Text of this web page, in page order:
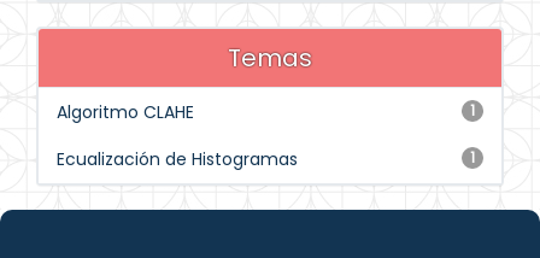
Temas
1
Algoritmo CLAHE
1
Ecualización de Histogramas